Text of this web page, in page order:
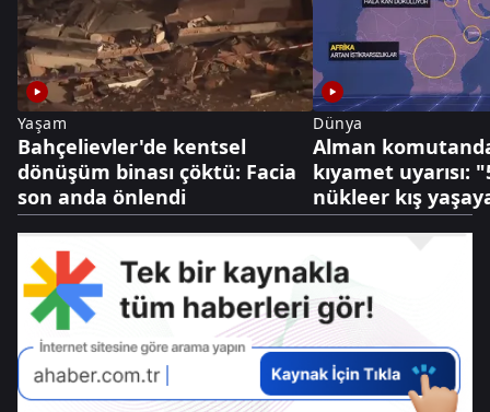
Yaşam
Bahçelievler'de kentsel
dönüşüm binası çöktü: Facia
son anda önlendi
Dünya
Alman
kıyamet uyarısı:
nükleer kış